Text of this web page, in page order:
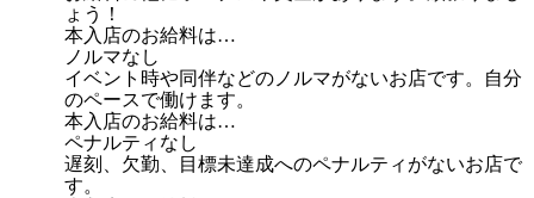
ょう！
本入店のお給料は…
ノルマなし
イベント時や同伴などのノルマがないお店です。自分
のペースで働けます。
本入店のお給料は…
ペナルティなし
遅刻、欠勤、目標未達成へのペナルティがないお店で
す。